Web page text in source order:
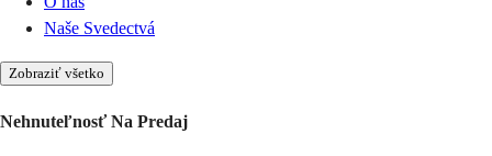
Naše Svedectvá
Zobraziť všetko
Nehnuteľnosť Na Predaj